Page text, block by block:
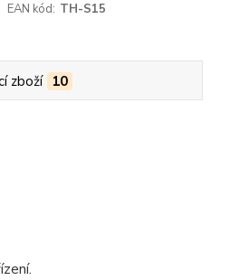
EAN kód: TH-S15
zboží 10